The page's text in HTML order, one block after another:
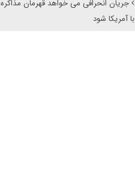
جریان انحرافی می خواهد قهرمان مذاکره
با آمریکا شود